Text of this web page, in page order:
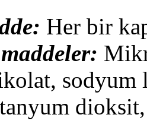
Her bir
maddeler:
sodyum